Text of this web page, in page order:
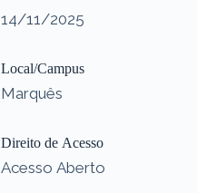
14/11/2025
Local/Campus
Marquês
Direito de Acesso
Acesso Aberto